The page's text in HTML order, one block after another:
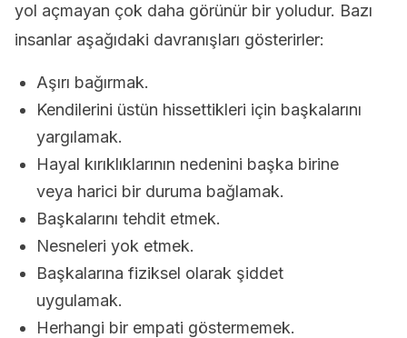
yol açmayan çok daha görünür bir yoludur. Bazı
insanlar aşağıdaki davranışları gösterirler:
Aşırı bağırmak.
Kendilerini üstün hissettikleri için başkalarını
yargılamak.
Hayal kırıklıklarının nedenini başka birine
veya harici bir duruma bağlamak.
Başkalarını tehdit etmek.
Nesneleri yok etmek.
Başkalarına fiziksel olarak şiddet
uygulamak.
Herhangi bir empati göstermemek.